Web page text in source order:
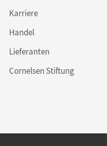
Karriere
Handel
Lieferanten
Cornelsen Stiftung